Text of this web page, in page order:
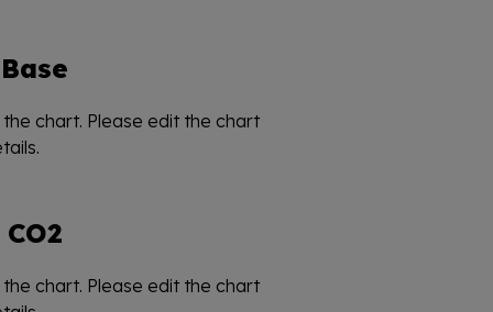
Base
chart. Please edit the chart
CO2
chart. Please edit the chart